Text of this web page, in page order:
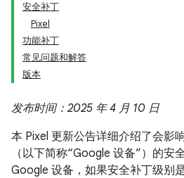
安全补丁
Pixel
功能补丁
常见问题和解答
版本
发布时间：2025 年 4 月 10 日
本 Pixel 更新公告详细介绍了会影
（以下简称“Google 设备”）的安
Google 设备，如果安全补丁级别